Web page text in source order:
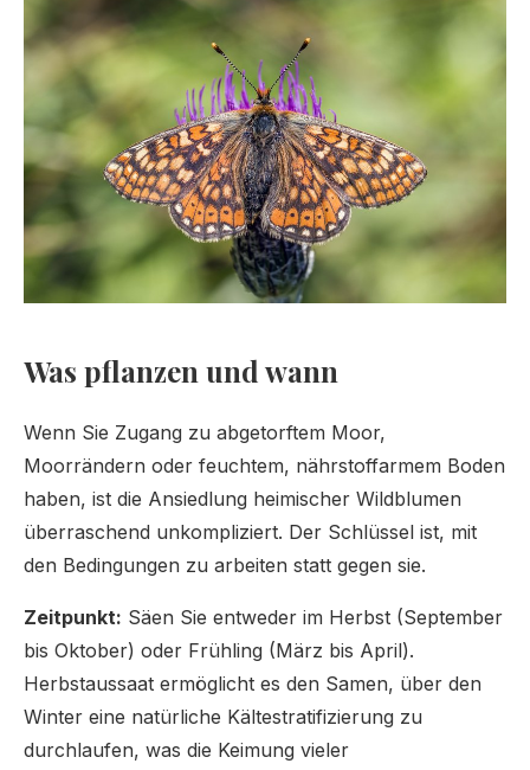
Was pflanzen und wann
Wenn Sie Zugang zu abgetorftem Moor,
Moorrändern oder feuchtem, nährstoffarmem Boden
haben, ist die Ansiedlung heimischer Wildblumen
überraschend unkompliziert. Der Schlüssel ist, mit
den Bedingungen zu arbeiten statt gegen sie.
Zeitpunkt: Säen Sie entweder im Herbst (September
bis Oktober) oder Frühling (März bis April).
Herbstaussaat ermöglicht es den Samen, über den
Winter eine natürliche Kältestratifizierung zu
durchlaufen, was die Keimung vieler